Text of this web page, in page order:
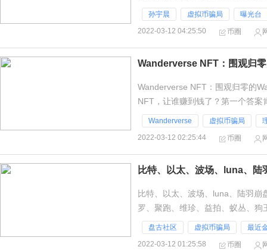
证据显示，孙宇晨在波场期间组织
孙宇晨 虚拟币骗局
曝光台
2022-03-12 04:25:50
币圈
Wanderverse NFT：围观归
Wanderverse NFT：围观归零的
NFT，让谁赚到钱了？第一个答
戏角色、盗版图片
Wanderverse 虚拟币骗局
2022-03-12 02:25:44
币圈
比特、以太、波场、luna、陆羽
罗、聚跑、维珍、益拍、蚁丛、
100个以太并没有多少钱，以
盘古社区 虚拟币骗局
最近
2022-03-12 01:25:58
币圈